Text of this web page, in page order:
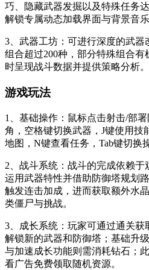
巧、隐藏武器发掘以及特殊任务
解锁专属动态加载界面与背景音乐
3、武器工坊：可进行深度的武
组合超过200种，部分特殊组合
时呈现战斗数据并提供策略分析。
游戏玩法
1、基础操作：鼠标点击射击/部
角，空格键切换武器，J键使用技
地图，N键查看任务，Tab键切换
2、战斗系统：战斗的完成依赖
运用武器特性并借助防御塔规划
触发连击加成，进而获取额外水
类僵尸与挑战。
3、成长系统：玩家可通过通关
解锁新的武器和防御塔；基础升
与加速成长功能则需消耗钻石；
看广告免费领取随机资源。